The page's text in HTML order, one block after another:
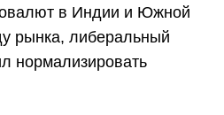
в Индии и Южной
рынка, либеральный
нормализировать